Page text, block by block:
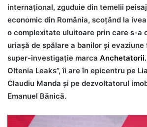
internațional, zguduie din temelii
economic din România, scoțând la
o complexitate uluitoare prin care s-a
uriașă de spălare a banilor și
super-investigație marca
Oltenia Leaks”, îi are în epicentru pe
Claudiu Manda și pe dezvoltatorul
Emanuel Bănică.